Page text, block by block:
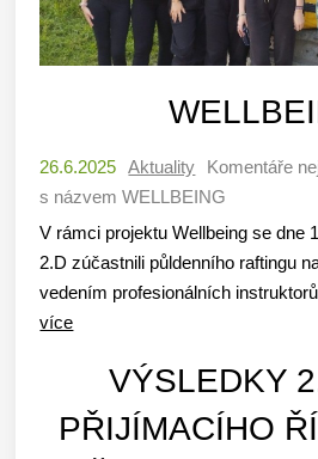
26.6.2025 Aktuality Komentáře
s názvem WELLBEING
V rámci projektu Wellbeing se dne
2.D zúčastnili půldenního raftingu
vedením profesionálních
více
VÝSLEDKY
PŘIJÍMACÍHO